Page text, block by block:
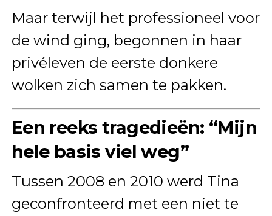
Maar terwijl het professioneel voor
de wind ging, begonnen in haar
privéleven de eerste donkere
wolken zich samen te pakken.
Een reeks tragedieën: “Mijn
hele basis viel weg”
Tussen 2008 en 2010 werd Tina
geconfronteerd met een niet te